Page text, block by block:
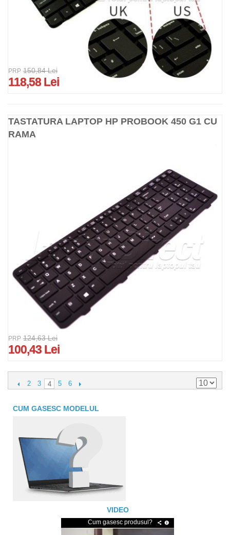
PRP 150,84 Lei
118,58 Lei
TASTATURA LAPTOP HP PROBOOK 450 G1 CU
RAMA
PRP 124,63 Lei
100,43 Lei
2 3 4 5 6
CUM GASESC MODELUL
VIDEO
Cum gasesc produsul?